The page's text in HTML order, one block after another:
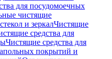
для посудомоечных
чистящие
и зеркалЧистящие
средства для
Чистящие средства для
покрытий и